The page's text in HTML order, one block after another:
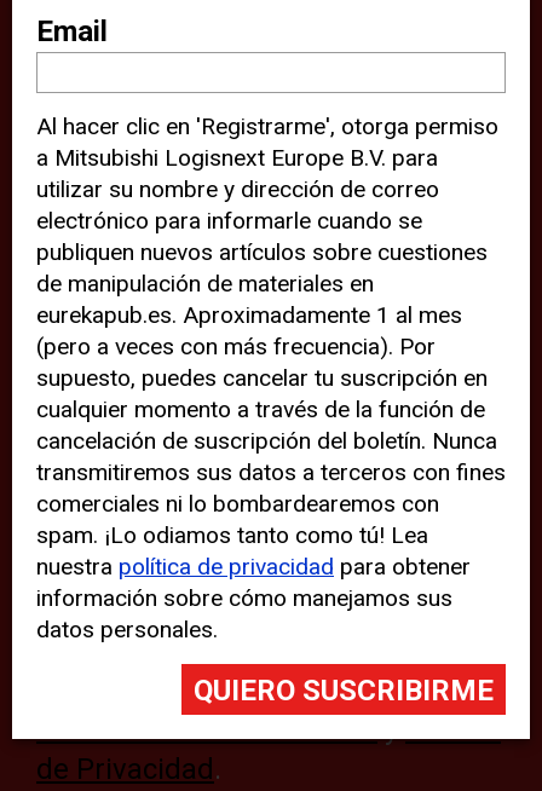
sitio web (por ejemplo, ofreciéndole
información de ubicación). Estas
terceras partes también definen
cookies en su dispositivo y pueden
rastrear su comportamiento en
internet. Al hacer clic en “Aceptar”,
significa que está de acuerdo con el
uso de cookies analíticas y de
terceros para tener una experiencia
óptima en nuestro sitio web. Si
elige “Declinar” el uso de cookies
analíticas y de terceros, evitará que
terceras partes rastreen su
comportamiento en nuestro sitio
web, aunque pueden aparecer
problemas técnicos con el sitio
web. Para obtener más
información, lea nuestra
de Privacidad .
Email
Al hacer clic en 'Registrarme', otorga permiso
a Mitsubishi Logisnext Europe B.V. para
utilizar su nombre y dirección de correo
electrónico para informarle cuando se
publiquen nuevos artículos sobre cuestiones
de manipulación de materiales en
eurekapub.es. Aproximadamente 1 al mes
(pero a veces con más frecuencia). Por
supuesto, puedes cancelar tu suscripción en
cualquier momento a través de la función de
cancelación de suscripción del boletín. Nunca
transmitiremos sus datos a terceros con fines
comerciales ni lo bombardearemos con
spam. ¡Lo odiamos tanto como tú! Lea
nuestra política de privacidad para obtener
información sobre cómo manejamos sus
datos personales.